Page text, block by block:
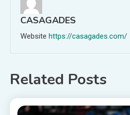
CASAGADES
Website https://casagades.com/
Related Posts